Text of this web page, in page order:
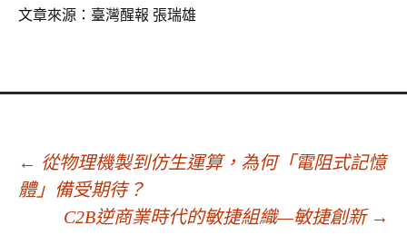
文章來源：臺灣醒報 張瑞雄
文
← 從物理機製到仿生運算，為何「電阻式記憶
體」備受期待？
C2B逆商業時代的敏捷組織—敏捷創新 →